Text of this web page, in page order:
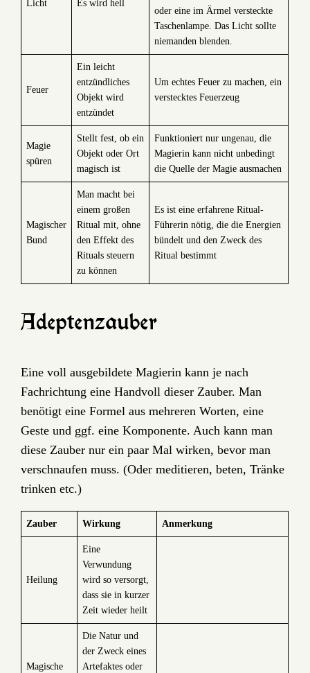
Licht Es wird hell
oder eine im Ärmel versteckte
Taschenlampe. Das Licht sollte
niemanden blenden.
Feuer
Ein leicht
entzündliches
Objekt wird
entzündet
Um echtes Feuer zu machen, ein
verstecktes Feuerzeug
Magie
spüren
Stellt fest, ob ein
Objekt oder Ort
magisch ist
Funktioniert nur ungenau, die
Magierin kann nicht unbedingt
die Quelle der Magie ausmachen
Magischer
Bund
Man macht bei
einem großen
Ritual mit, ohne
den Effekt des
Rituals steuern
zu können
Es ist eine erfahrene Ritual-
Führerin nötig, die die Energien
bündelt und den Zweck des
Ritual bestimmt
Adeptenzauber
Eine voll ausgebildete Magierin kann je nach
Fachrichtung eine Handvoll dieser Zauber. Man
benötigt eine Formel aus mehreren Worten, eine
Geste und ggf. eine Komponente. Auch kann man
diese Zauber nur ein paar Mal wirken, bevor man
verschnaufen muss. (Oder meditieren, beten, Tränke
trinken etc.)
Zauber Wirkung Anmerkung
Heilung
Eine
Verwundung
wird so versorgt,
dass sie in kurzer
Zeit wieder heilt
Magische
Die Natur und
der Zweck eines
Artefaktes oder